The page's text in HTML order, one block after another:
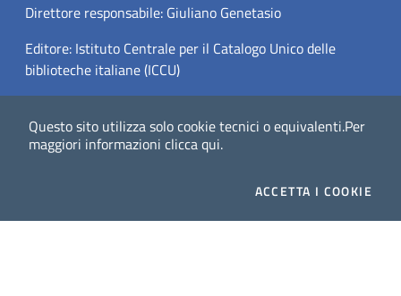
Questo sito utilizza solo cookie tecnici o equivalenti.Per
maggiori informazioni clicca qui.
ACCETTA I COOKIE
Direttore responsabile: Giuliano Genetasio
Editore: Istituto Centrale per il Catalogo Unico delle
biblioteche italiane (ICCU)